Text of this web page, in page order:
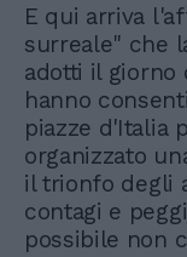
E qui arriva
surreale" che
adotti il giorno
hanno
piazze d'Italia
organizzato
il trionfo degli
contagi e
possibile non